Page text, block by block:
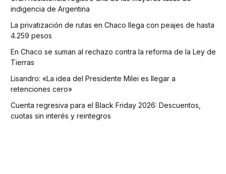
indigencia de Argentina
La privatización de rutas en Chaco llega con peajes de hasta
4.259 pesos
En Chaco se suman al rechazo contra la reforma de la Ley de
Tierras
Lisandro: «La idea del Presidente Milei es llegar a
retenciones cero»
Cuenta regresiva para el Black Friday 2026: Descuentos,
cuotas sin interés y reintegros